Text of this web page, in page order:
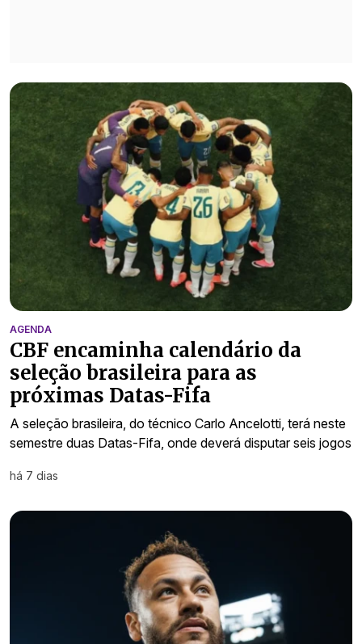
AGENDA
CBF encaminha calendário da
seleção brasileira para as
próximas Datas-Fifa
A seleção brasileira, do técnico Carlo Ancelotti, terá neste
semestre duas Datas-Fifa, onde deverá disputar seis jogos
há 7 dias